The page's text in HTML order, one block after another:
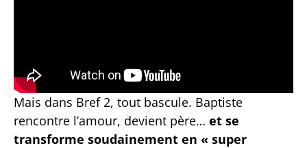
Mais dans Bref 2, tout bascule. Baptiste
rencontre l’amour, devient père… et se
transforme soudainement en « super